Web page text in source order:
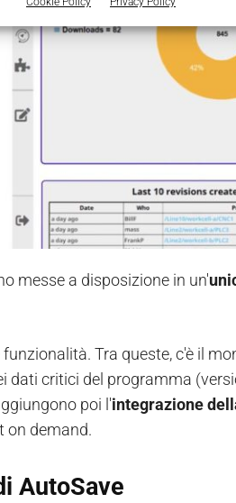
messe a disposizione in un'
Tra queste, c'è il
dati critici del programma
poi l'integrazione
on demand.
AutoSave